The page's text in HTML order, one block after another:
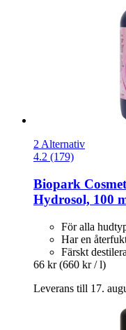
2 Alternativ
4.2 (179)
Biopark
Hydrosol, 100
För alla
Har en
Färskt
66 kr (660 kr / l)
Leverans till 17.